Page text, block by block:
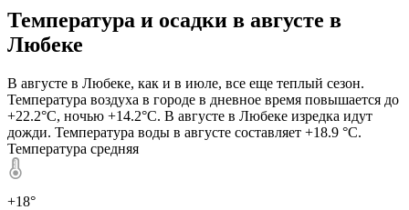
Температура и осадки в августе в
Любеке
В августе в Любеке, как и в июле, все еще теплый сезон.
Температура воздуха в городе в дневное время повышается до
+22.2°C, ночью +14.2°C. В августе в Любеке изредка идут
дожди. Температура воды в августе составляет +18.9 °C.
Температура средняя
+18°